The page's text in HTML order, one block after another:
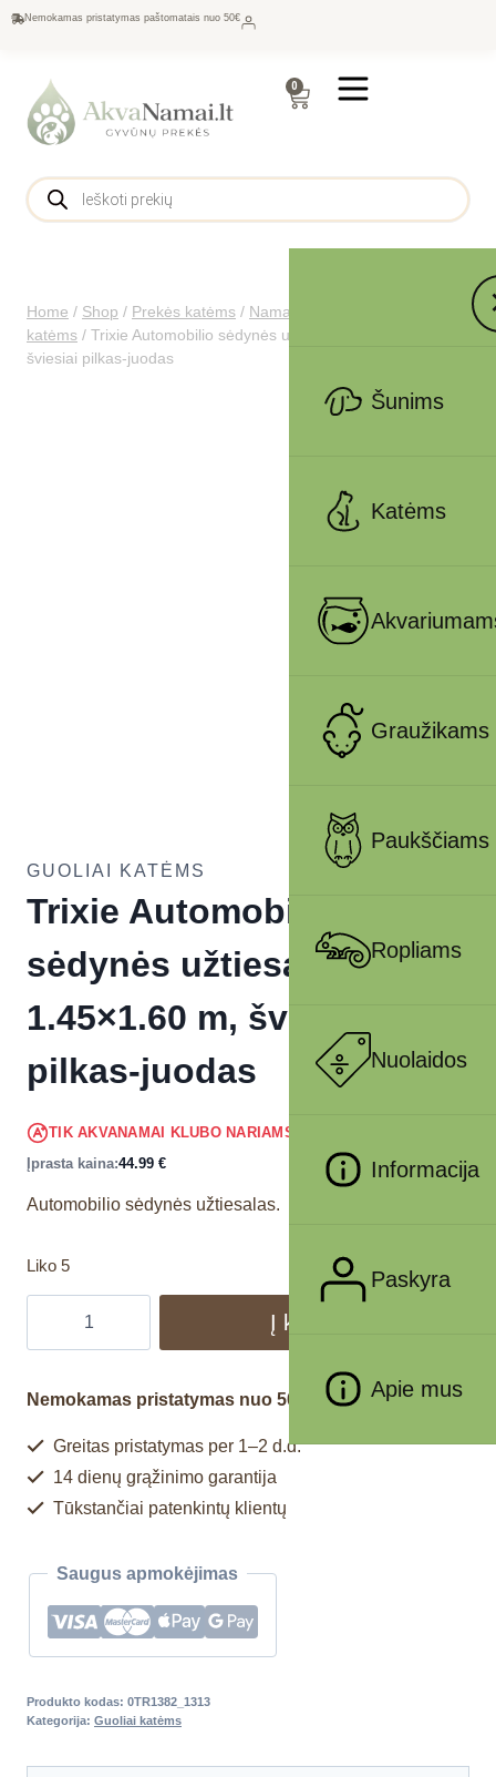
Nemokamas pristatymas paštomatais nuo 50€
0
Šunims
Katėms
Graužikams
Paukščiams
Ropliams
Nuolaidos
Informacija
Paskyra
Apie mus
Home / Shop / Prekės katėms / Namams katėms
katėms / Trixie Automobilio sėdynės užtiesalas, 1.45×1.60 m,
šviesiai pilkas-juodas
GUOLIAI KATĖMS
Trixie Automobilio
sėdynės užtiesalas,
1.45×1.60 m, šviesiai
pilkas-juodas
TIK AKVANAMAI KLUBO NARIAMS
Įprasta kaina:44.99 €
Automobilio sėdynės užtiesalas.
Liko 5
Į krepšelį
Nemokamas pristatymas nuo 50€
Greitas pristatymas per 1–2 d.d.
14 dienų grąžinimo garantija
Tūkstančiai patenkintų klientų
Saugus apmokėjimas
Produkto kodas: 0TR1382_1313
Kategorija: Guoliai katėms